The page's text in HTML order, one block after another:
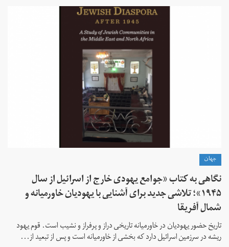
جهان
نگاهی به کتاب «جوامع یهودی خارج از اسرائیل از سال
۱۹۴۵»؛ تلاشی جدید برای آشنایی با یهودیان خاورمیانه و
شمال آفریقا
تاریخ حضور یهودیان در خاورمیانه تاریخی دراز و پرفراز و نشیب است. قوم یهود
ریشه در سرزمین اسرائیل دارد که بخشی از خاورمیانه است و پس از تبعید از...